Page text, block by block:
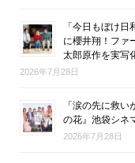
「今日もぼけ
に櫻井翔！ファ
太郎原作を実写
2026年7月28日
「涙の先に救
の花』池袋シネ
2026年7月28日